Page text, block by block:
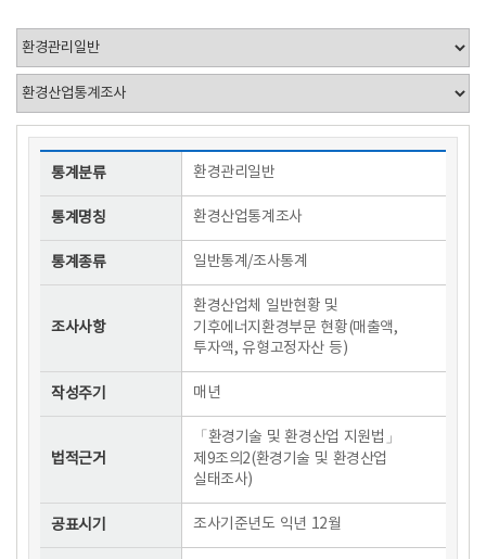
통계분류 환경관리일반
통계명칭 환경산업통계조사
통계종류 일반통계/조사통계
조사사항
환경산업체 일반현황 및
기후에너지환경부문 현황(매출액,
투자액, 유형고정자산 등)
작성주기 매년
법적근거
「환경기술 및 환경산업 지원법」
제9조의2(환경기술 및 환경산업
실태조사)
공표시기 조사기준년도 익년 12월